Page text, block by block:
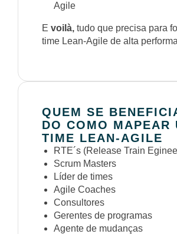
Agile
E voilà, tudo que precisa para
time Lean-Agile de alta
QUEM SE
DO COMO MAPEAR
TIME LEAN-AGILE
RTE´s (Release Train
Scrum Masters
Líder de times
Agile Coaches
Consultores
Gerentes de programas
Agente de mudanças